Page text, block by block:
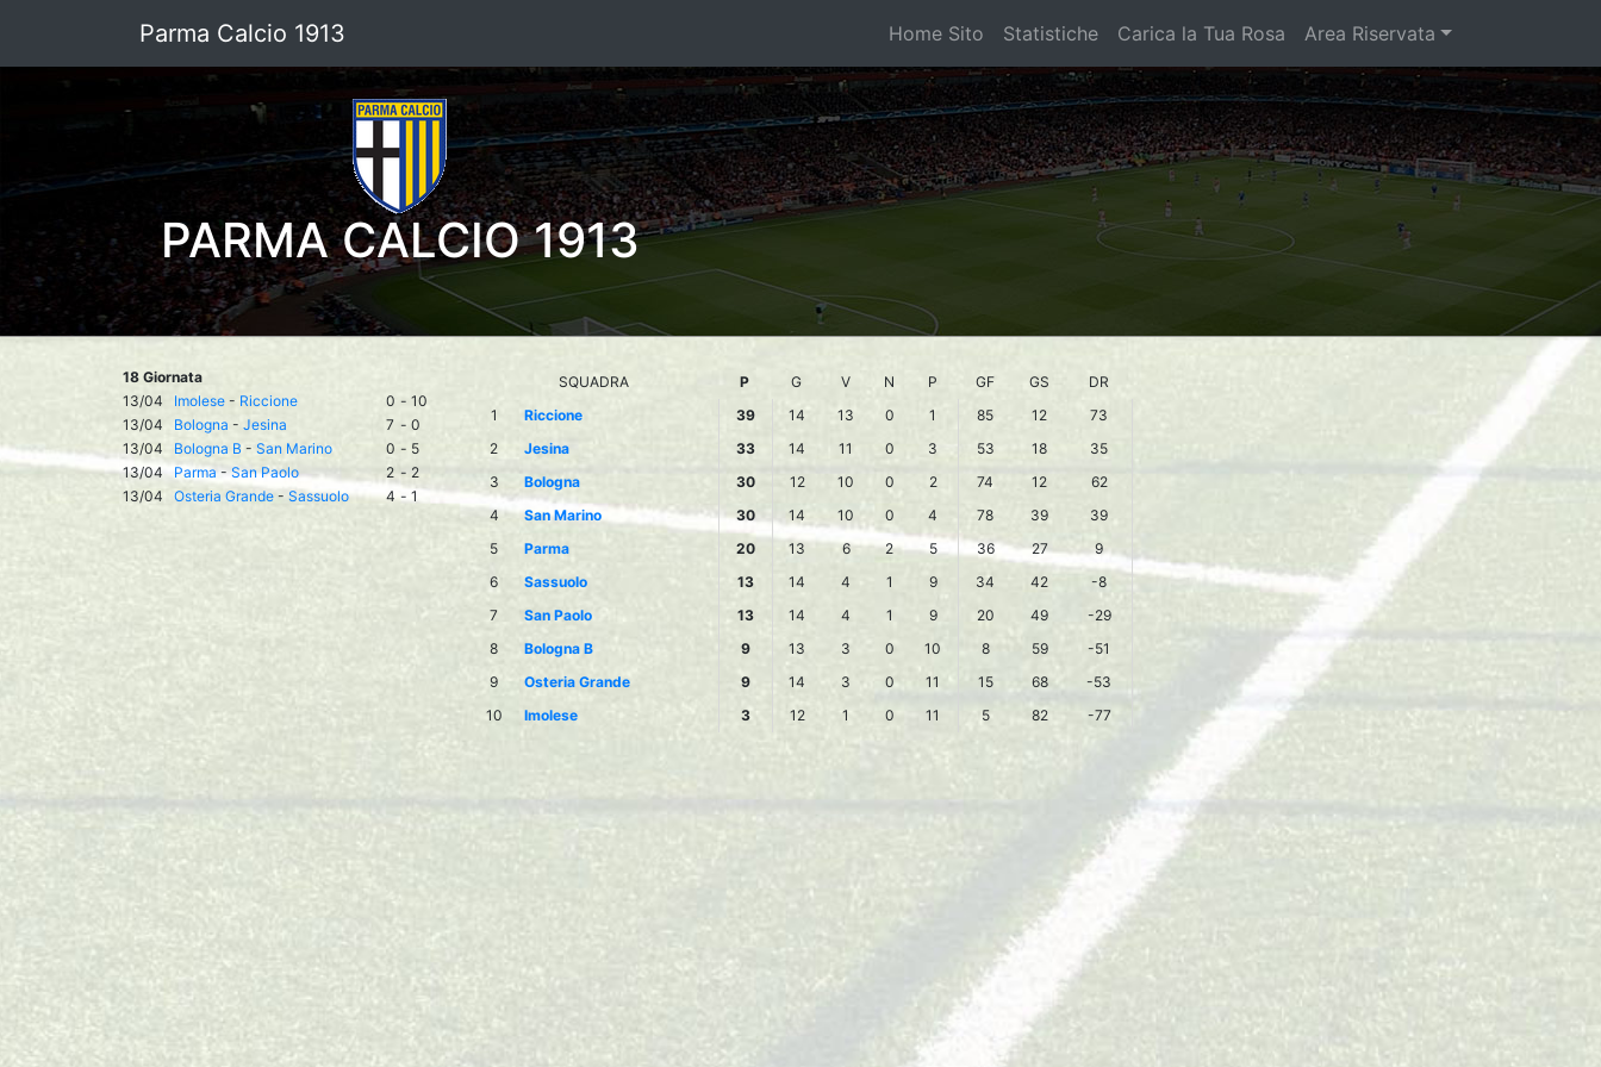
Parma Calcio 1913 Home Sito Statistiche Carica la Tua Rosa Area Riservata
PARMA CALCIO 1913
18 Giornata
13/04
Imolese - Riccione 0 - 10
13/04
Bologna - Jesina 7 - 0
13/04
Bologna B - San Marino 0 - 5
13/04
Parma -San Paolo 2 - 2
13/04
Osteria Grande - Sassuolo 4 - 1
SQUADRA P G V N P GF GS
DR
1
Riccione 39 14 13 0 1 85 12
73
2
Jesina 33 14 11 0 3 53 18
35
3
Bologna 30 12 10 0 2 74 12
62
4
San Marino 30 14 10 0 4 78 39
39
5
Parma 20 13 6 2 5 36 27
9
6
Sassuolo 13 14 4 1 9 34 42
-8
7
San Paolo 13 14 4 1 9 20 49
-29
8
Bologna B 9 13 3 0 10 8 59
-51
9
Osteria Grande 9 14 3 0 11 15 68
-53
10
Imolese 3 12 1 0 11 5 82 -77